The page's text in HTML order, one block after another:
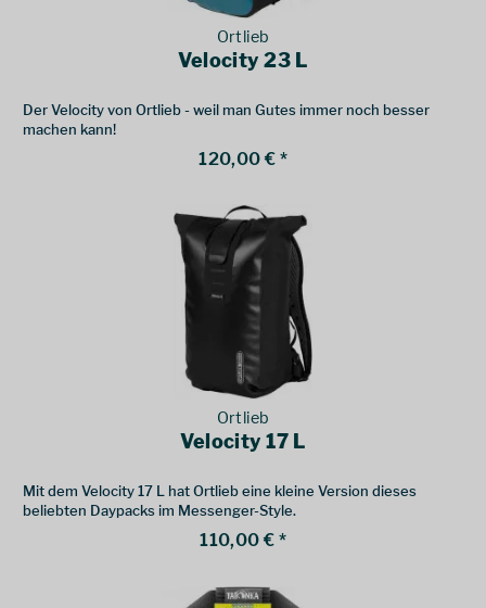
Ortlieb
Velocity 23 L
Der Velocity von Ortlieb - weil man Gutes immer noch besser
machen kann!
120,00 € *
Ortlieb
Velocity 17 L
Mit dem Velocity 17 L hat Ortlieb eine kleine Version dieses
beliebten Daypacks im Messenger-Style.
110,00 € *